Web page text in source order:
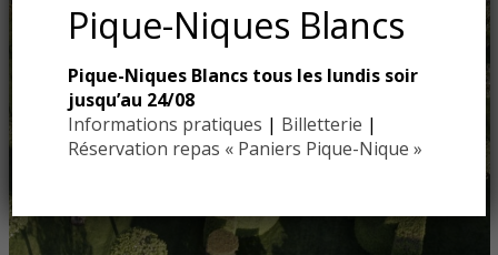
Pique-Niques Blancs
Pique-Niques Blancs tous les lundis soir
jusqu’au 24/08
Informations pratiques | Billetterie |
Réservation repas « Paniers Pique-Nique »